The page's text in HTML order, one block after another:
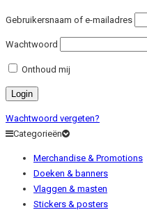
Gebruikersnaam of e-mailadres
Wachtwoord
Onthoud mij
Wachtwoord vergeten?
Categorieën
Merchandise & Promotions
Doeken & banners
Vlaggen & masten
Stickers & posters